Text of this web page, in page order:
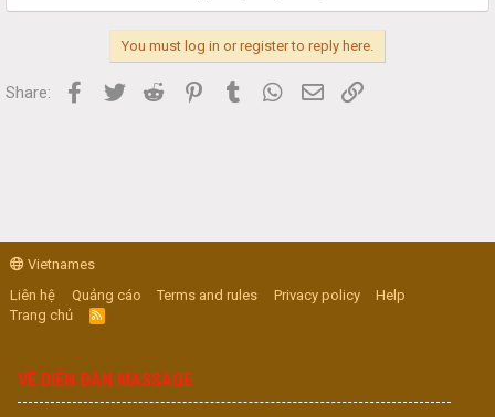
You must log in or register to reply here.
Share: Facebook
Twitter Reddit PinterestTumblr WhatsApp
Email
Vietnames
Liên hệ
Quảng cáo Terms and rules Privacy policy
Help
Trang chủ
R
S
VỀ DIỄN ĐÀN MASSAGE